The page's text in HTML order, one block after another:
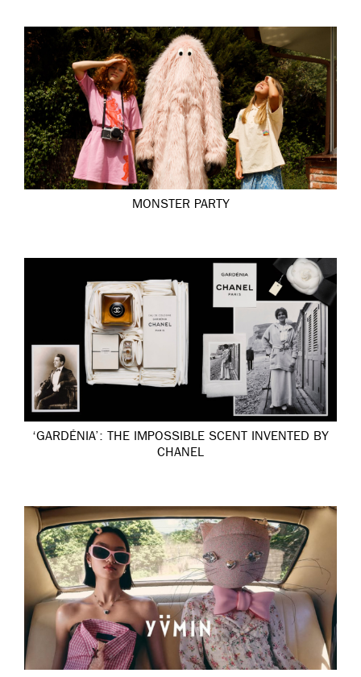
MONSTER PARTY
‘GARDÉNIA’: THE IMPOSSIBLE SCENT INVENTED BY
CHANEL